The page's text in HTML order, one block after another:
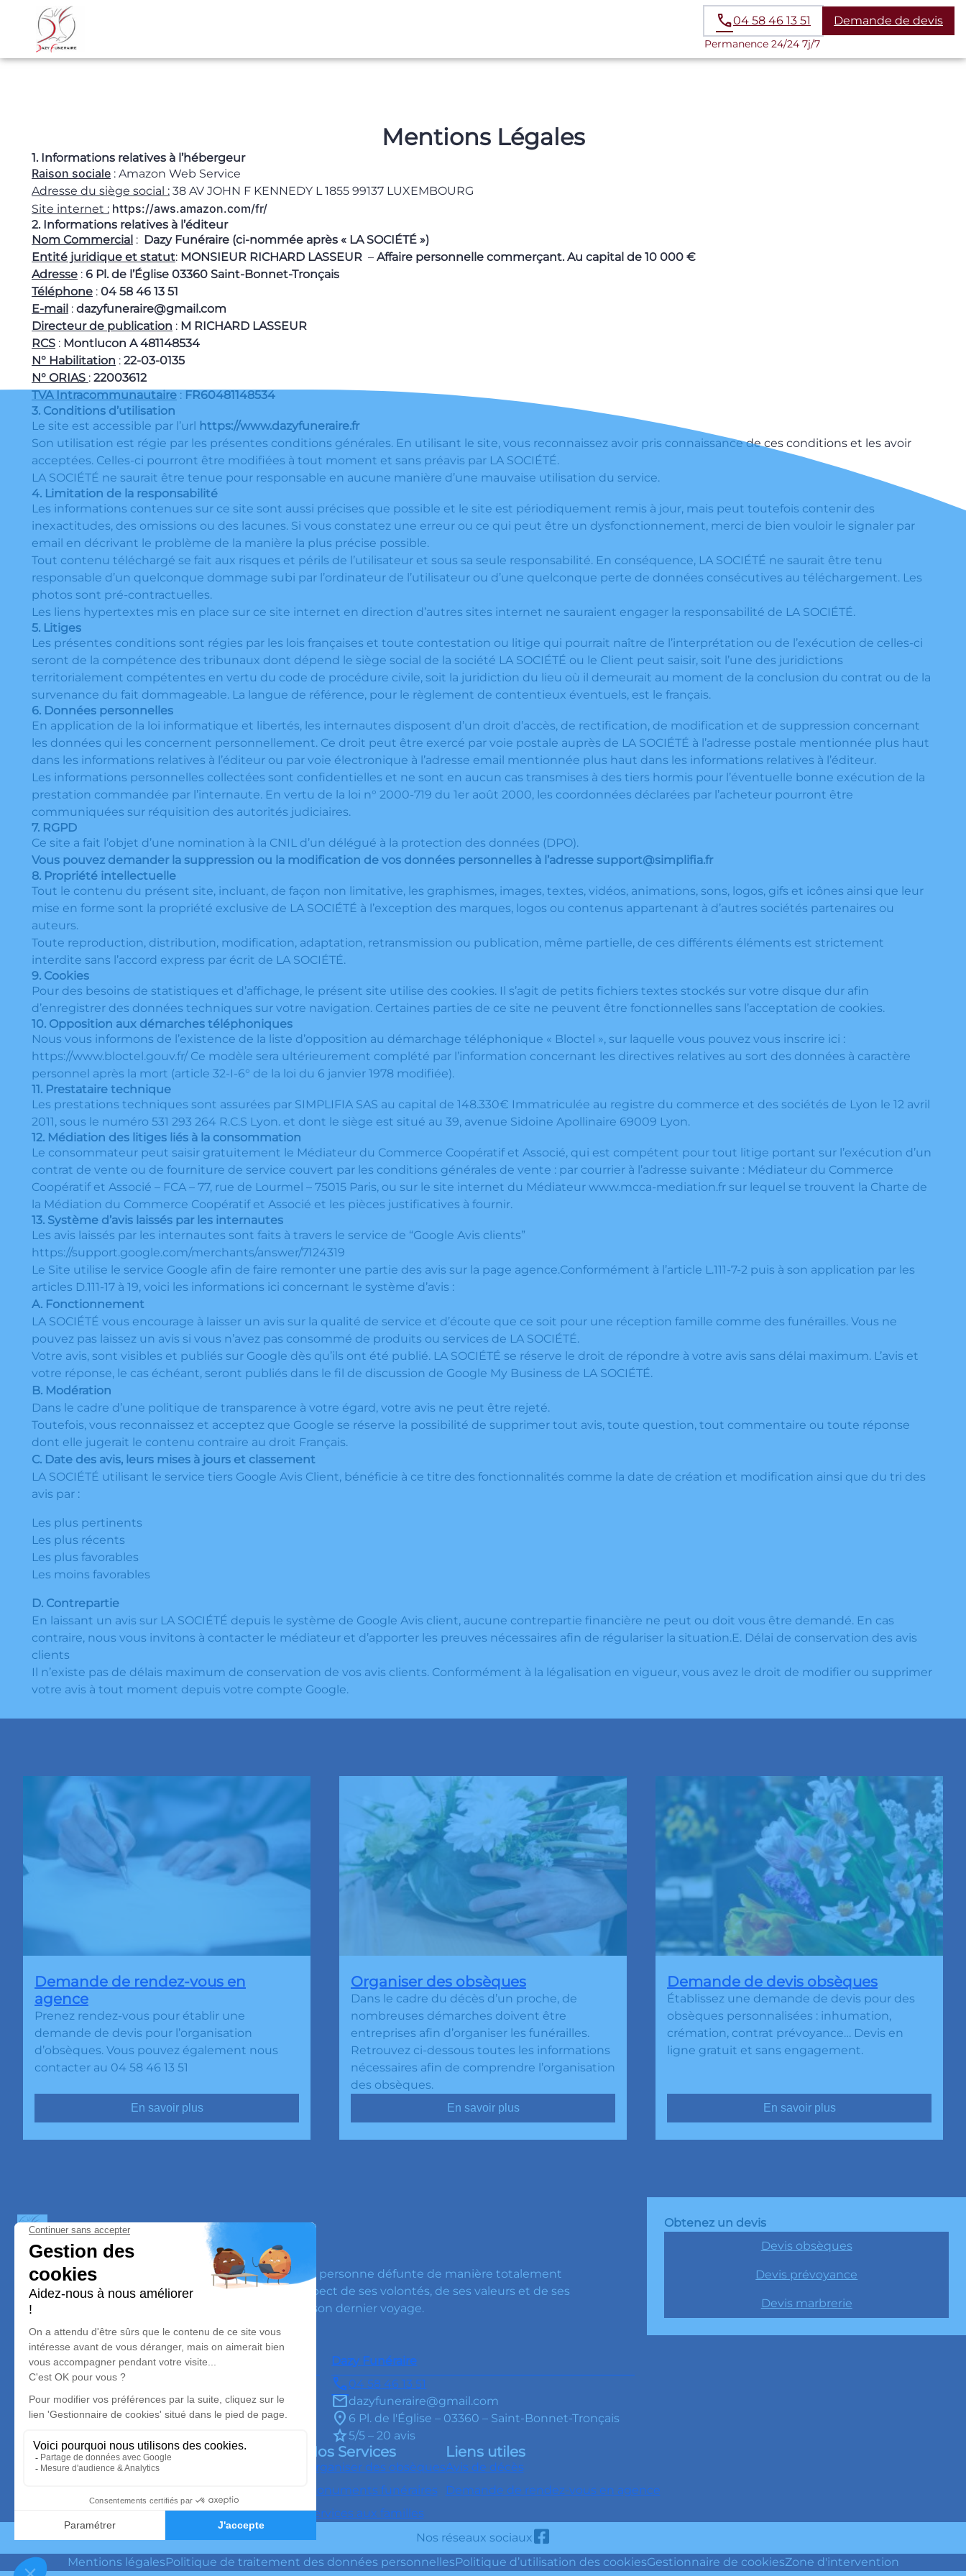
contenu
Permanence 24/24 7j/7
04 58 46 13 51 Demande de devis
NOS SERVICES
Mentions Légales
1. Informations relatives à l’hébergeur
Raison sociale : Amazon Web Service
Adresse du siège social : 38 AV JOHN F KENNEDY L 1855 99137 LUXEMBOURG
Site internet : https://aws.amazon.com/fr/
2. Informations relatives à l’éditeur
Nom Commercial : Dazy Funéraire (ci-nommée après « LA SOCIÉTÉ »)
Entité juridique et statut: MONSIEUR RICHARD LASSEUR – Affaire personnelle commerçant. Au capital de 10 000 €
Adresse : 6 Pl. de l’Église 03360 Saint-Bonnet-Tronçais
Téléphone : 04 58 46 13 51
E-mail : dazyfuneraire@gmail.com
Directeur de publication : M RICHARD LASSEUR
RCS : Montlucon A 481148534
N° Habilitation : 22-03-0135
N° ORIAS : 22003612
TVA Intracommunautaire : FR60481148534
3. Conditions d’utilisation
Le site est accessible par l’url https://www.dazyfuneraire.fr
Son utilisation est régie par les présentes conditions générales. En utilisant le site, vous reconnaissez avoir pris connaissance de ces conditions et les avoir
acceptées. Celles-ci pourront être modifiées à tout moment et sans préavis par LA SOCIÉTÉ.
LA SOCIÉTÉ ne saurait être tenue pour responsable en aucune manière d’une mauvaise utilisation du service.
4. Limitation de la responsabilité
Les informations contenues sur ce site sont aussi précises que possible et le site est périodiquement remis à jour, mais peut toutefois contenir des
inexactitudes, des omissions ou des lacunes. Si vous constatez une erreur ou ce qui peut être un dysfonctionnement, merci de bien vouloir le signaler par
email en décrivant le problème de la manière la plus précise possible.
Tout contenu téléchargé se fait aux risques et périls de l’utilisateur et sous sa seule responsabilité. En conséquence, LA SOCIÉTÉ ne saurait être tenu
responsable d’un quelconque dommage subi par l’ordinateur de l’utilisateur ou d’une quelconque perte de données consécutives au téléchargement. Les
photos sont pré-contractuelles.
Les liens hypertextes mis en place sur ce site internet en direction d’autres sites internet ne sauraient engager la responsabilité de LA SOCIÉTÉ.
5. Litiges
Les présentes conditions sont régies par les lois françaises et toute contestation ou litige qui pourrait naître de l’interprétation ou de l’exécution de celles-ci
seront de la compétence des tribunaux dont dépend le siège social de la société LA SOCIÉTÉ ou le Client peut saisir, soit l’une des juridictions
territorialement compétentes en vertu du code de procédure civile, soit la juridiction du lieu où il demeurait au moment de la conclusion du contrat ou de la
survenance du fait dommageable. La langue de référence, pour le règlement de contentieux éventuels, est le français.
6. Données personnelles
En application de la loi informatique et libertés, les internautes disposent d’un droit d’accès, de rectification, de modification et de suppression concernant
les données qui les concernent personnellement. Ce droit peut être exercé par voie postale auprès de LA SOCIÉTÉ à l’adresse postale mentionnée plus haut
dans les informations relatives à l’éditeur ou par voie électronique à l’adresse email mentionnée plus haut dans les informations relatives à l’éditeur.
Les informations personnelles collectées sont confidentielles et ne sont en aucun cas transmises à des tiers hormis pour l’éventuelle bonne exécution de la
prestation commandée par l’internaute. En vertu de la loi n° 2000-719 du 1er août 2000, les coordonnées déclarées par l’acheteur pourront être
communiquées sur réquisition des autorités judiciaires.
7. RGPD
Ce site a fait l’objet d’une nomination à la CNIL d’un délégué à la protection des données (DPO).
Vous pouvez demander la suppression ou la modification de vos données personnelles à l’adresse support@simplifia.fr
8. Propriété intellectuelle
Tout le contenu du présent site, incluant, de façon non limitative, les graphismes, images, textes, vidéos, animations, sons, logos, gifs et icônes ainsi que leur
mise en forme sont la propriété exclusive de LA SOCIÉTÉ à l’exception des marques, logos ou contenus appartenant à d’autres sociétés partenaires ou
auteurs.
Toute reproduction, distribution, modification, adaptation, retransmission ou publication, même partielle, de ces différents éléments est strictement
interdite sans l’accord express par écrit de LA SOCIÉTÉ.
9. Cookies
Pour des besoins de statistiques et d’affichage, le présent site utilise des cookies. Il s’agit de petits fichiers textes stockés sur votre disque dur afin
d’enregistrer des données techniques sur votre navigation. Certaines parties de ce site ne peuvent être fonctionnelles sans l’acceptation de cookies.
10. Opposition aux démarches téléphoniques
Nous vous informons de l’existence de la liste d’opposition au démarchage téléphonique « Bloctel », sur laquelle vous pouvez vous inscrire ici :
https://www.bloctel.gouv.fr/Ce modèle sera ultérieurement complété par l’information concernant les directives relatives au sort des données à caractère
personnel après la mort (article 32-I-6° de la loi du 6 janvier 1978 modifiée).
11. Prestataire technique
Les prestations techniques sont assurées par SIMPLIFIA SAS au capital de 148.330€ Immatriculée au registre du commerce et des sociétés de Lyon le 12 avril
2011, sous le numéro 531 293 264 R.C.S Lyon. et dont le siège est situé au 39, avenue Sidoine Apollinaire 69009 Lyon.
12. Médiation des litiges liés à la consommation
Le consommateur peut saisir gratuitement le Médiateur du Commerce Coopératif et Associé, qui est compétent pour tout litige portant sur l’exécution d’un
contrat de vente ou de fourniture de service couvert par les conditions générales de vente : par courrier à l’adresse suivante : Médiateur du Commerce
Coopératif et Associé – FCA – 77, rue de Lourmel – 75015 Paris, ou sur le site internet du Médiateur www.mcca-mediation.fr sur lequel se trouvent la Charte de
la Médiation du Commerce Coopératif et Associé et les pièces justificatives à fournir.
13. Système d’avis laissés par les internautes
Les avis laissés par les internautes sont faits à travers le service de “Google Avis clients”
https://support.google.com/merchants/answer/7124319
Le Site utilise le service Google afin de faire remonter une partie des avis sur la page agence.Conformément à l’article L.111-7-2 puis à son application par les
articles D.111-17 à 19, voici les informations ici concernant le système d’avis :
A. Fonctionnement
LA SOCIÉTÉ vous encourage à laisser un avis sur la qualité de service et d’écoute que ce soit pour une réception famille comme des funérailles. Vous ne
pouvez pas laissez un avis si vous n’avez pas consommé de produits ou services de LA SOCIÉTÉ.
Votre avis, sont visibles et publiés sur Google dès qu’ils ont été publié. LA SOCIÉTÉ se réserve le droit de répondre à votre avis sans délai maximum. L’avis et
votre réponse, le cas échéant, seront publiés dans le fil de discussion de Google My Business de LA SOCIÉTÉ.
B. Modération
Dans le cadre d’une politique de transparence à votre égard, votre avis ne peut être rejeté.
Toutefois, vous reconnaissez et acceptez que Google se réserve la possibilité de supprimer tout avis, toute question, tout commentaire ou toute réponse
dont elle jugerait le contenu contraire au droit Français.
C. Date des avis, leurs mises à jours et classement
LA SOCIÉTÉ utilisant le service tiers Google Avis Client, bénéficie à ce titre des fonctionnalités comme la date de création et modification ainsi que du tri des
avis par :
Les plus pertinents
Les plus récents
Les plus favorables
Les moins favorables
D. Contrepartie
En laissant un avis sur LA SOCIÉTÉ depuis le système de Google Avis client, aucune contrepartie financière ne peut ou doit vous être demandé. En cas
contraire, nous vous invitons à contacter le médiateur et d’apporter les preuves nécessaires afin de régulariser la situation.E. Délai de conservation des avis
clients
Il n’existe pas de délais maximum de conservation de vos avis clients. Conformément à la légalisation en vigueur, vous avez le droit de modifier ou supprimer
votre avis à tout moment depuis votre compte Google.
Demande de rendez-vous en
agence
Prenez rendez-vous pour établir une
demande de devis pour l’organisation
d’obsèques. Vous pouvez également nous
contacter au 04 58 46 13 51
En savoir plus
Organiser des obsèques
Dans le cadre du décès d’un proche, de
nombreuses démarches doivent être
entreprises afin d’organiser les funérailles.
Retrouvez ci-dessous toutes les informations
nécessaires afin de comprendre l’organisation
des obsèques.
En savoir plus
Demande de devis obsèques
Établissez une demande de devis pour des
obsèques personnalisées : inhumation,
crémation, contrat prévoyance… Devis en
ligne gratuit et sans engagement.
En savoir plus
Dazy Funéraire
Nos équipes vous aident à honorer la mémoire de la personne défunte de manière totalement
personnalisée, à perpétuer son souvenir dans le respect de ses volontés, de ses valeurs et de ses
convictions, pour l’accompagner avec dignité dans son dernier voyage.
Obtenez un devis
Devis obsèques
Devis prévoyance
Devis marbrerie
Nos agences
Dazy Funeraire
04 58 46 13 51
dazyfuneraire@gmail.com
10 Avenue du Maréchal Foch – 18200 – Saint-
Dazy Funéraire
04 58 46 13 51
dazyfuneraire@gmail.com
6 Pl. de l'Église – 03360 – Saint-Bonnet-Tronçais
5/5 – 20 avis
Nos Services
Organiser des obsèques
Monuments funéraires
Services aux familles
Liens utiles
Avis de décès
Demande de rendez-vous en agence
Nos réseaux sociaux
Mentions légalesPolitique de traitement des données personnellesPolitique d’utilisation des cookiesGestionnaire de cookiesZone d'intervention